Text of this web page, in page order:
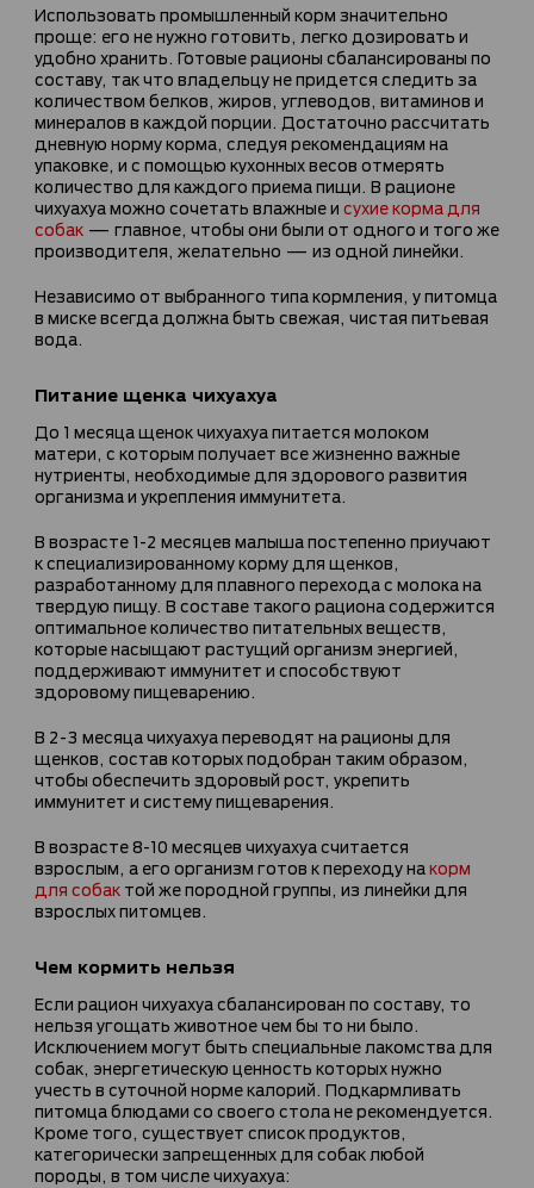
Использовать промышленный корм значительно
проще: его не нужно готовить, легко дозировать и
удобно хранить. Готовые рационы сбалансированы по
составу, так что владельцу не придется следить за
количеством белков, жиров, углеводов, витаминов и
минералов в каждой порции. Достаточно рассчитать
дневную норму корма, следуя рекомендациям на
упаковке, и с помощью кухонных весов отмерять
количество для каждого приема пищи. В рационе
чихуахуа можно сочетать влажные и сухие корма для
собак — главное, чтобы они были от одного и того же
производителя, желательно — из одной линейки.
Независимо от выбранного типа кормления, у питомца
в миске всегда должна быть свежая, чистая питьевая
вода.
Питание щенка чихуахуа
До 1 месяца щенок чихуахуа питается молоком
матери, с которым получает все жизненно важные
нутриенты, необходимые для здорового развития
организма и укрепления иммунитета.
В возрасте 1-2 месяцев малыша постепенно приучают
к специализированному корму для щенков,
разработанному для плавного перехода с молока на
твердую пищу. В составе такого рациона содержится
оптимальное количество питательных веществ,
которые насыщают растущий организм энергией,
поддерживают иммунитет и способствуют
здоровому пищеварению.
В 2-3 месяца чихуахуа переводят на рационы для
щенков, состав которых подобран таким образом,
чтобы обеспечить здоровый рост, укрепить
иммунитет и систему пищеварения.
В возрасте 8-10 месяцев чихуахуа считается
взрослым, а его организм готов к переходу на корм
для собак той же породной группы, из линейки для
взрослых питомцев.
Чем кормить нельзя
Если рацион чихуахуа сбалансирован по составу, то
нельзя угощать животное чем бы то ни было.
Исключением могут быть специальные лакомства для
собак, энергетическую ценность которых нужно
учесть в суточной норме калорий. Подкармливать
питомца блюдами со своего стола не рекомендуется.
Кроме того, существует список продуктов,
категорически запрещенных для собак любой
породы, в том числе чихуахуа: